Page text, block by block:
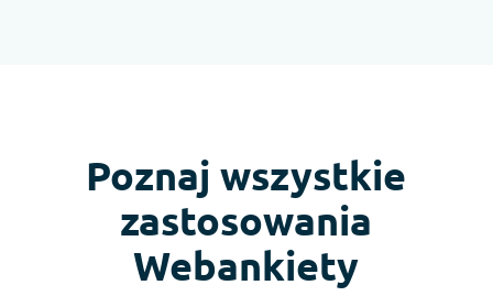
Poznaj wszystkie
zastosowania
Webankiety